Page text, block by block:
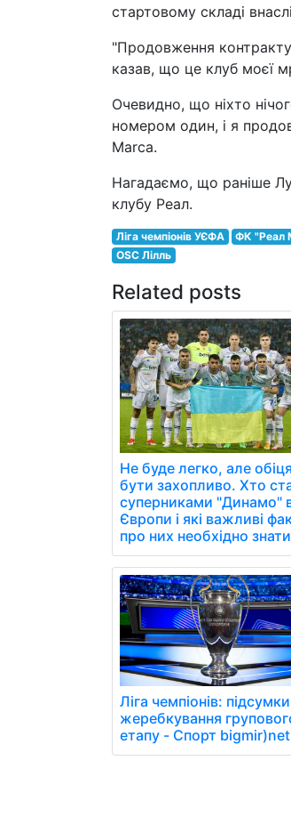
стартовому складі
"Продовження
казав, що це клуб моєї
Очевидно, що ніхто
номером один, і я
Marca.
Нагадаємо, що раніше
клубу Реал.
Ліга чемпіонів УЄФА ФК "Реал
OSC Лілль
Related posts
Не буде легко, але
бути захопливо. Хто
суперниками "Динамо" в
Європи і які важливі
про них необхідно знати
Ліга чемпіонів: підсумки
жеребкування
етапу - Спорт bigmir)net